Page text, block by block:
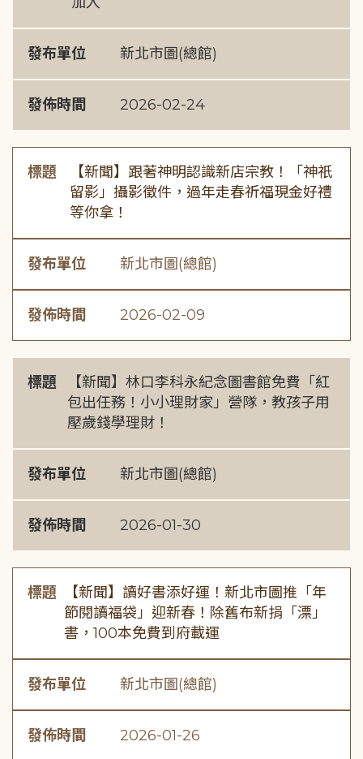
發布單位 新北市圖(總館)
發佈時間 2026-02-24
標題
【新聞】跟著神明認識新店宗教！「神祇
留影」攝影徵件，過年走春祈福現金好禮
等你拿！
發布單位 新北市圖(總館)
發佈時間 2026-02-09
標題
【新聞】林口李科永紀念圖書館免費「紅
包出任務！小小理財家」營隊，教孩子用
壓歲錢學理財！
發布單位 新北市圖(總館)
發佈時間 2026-01-30
標題
【新聞】讀好書添好運！新北市圖推「年
節閱讀福袋」迎新春！除舊布新捐「漂」
書，100本免費到府載運
發布單位 新北市圖(總館)
發佈時間 2026-01-26